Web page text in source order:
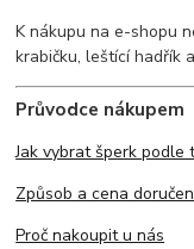
K nákupu na e-shopu
krabičku, leštící hadřík
Průvodce nákupem
Jak vybrat šperk podle
Způsob a cena
Proč nakoupit u nás